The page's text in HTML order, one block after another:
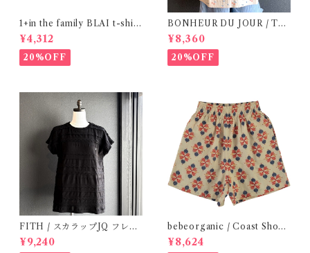
1+in the family BLAI t-shirt
(Grey)
¥4,312
20%OFF
BONHEUR DU JOUR / TO
SCANE BlOUSE (Rose 2~6
Y)
¥8,360
20%OFF
FITH / スカラップJQ フレン
チスリーブTシャツ (Black) /
Size 1・2
¥9,240
bebeorganic / Coast Short
s Under The Sea ( 3・５Y)
¥8,624